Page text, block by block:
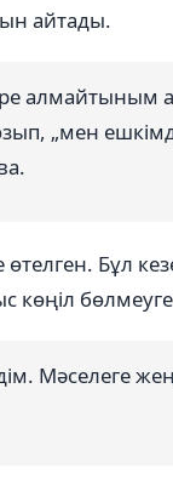
айтады.
алмайтыным
„мен
Бұл
көңіл
Мәселеге